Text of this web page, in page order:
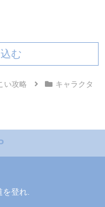
む
い攻略
キャラクタ
登れ.